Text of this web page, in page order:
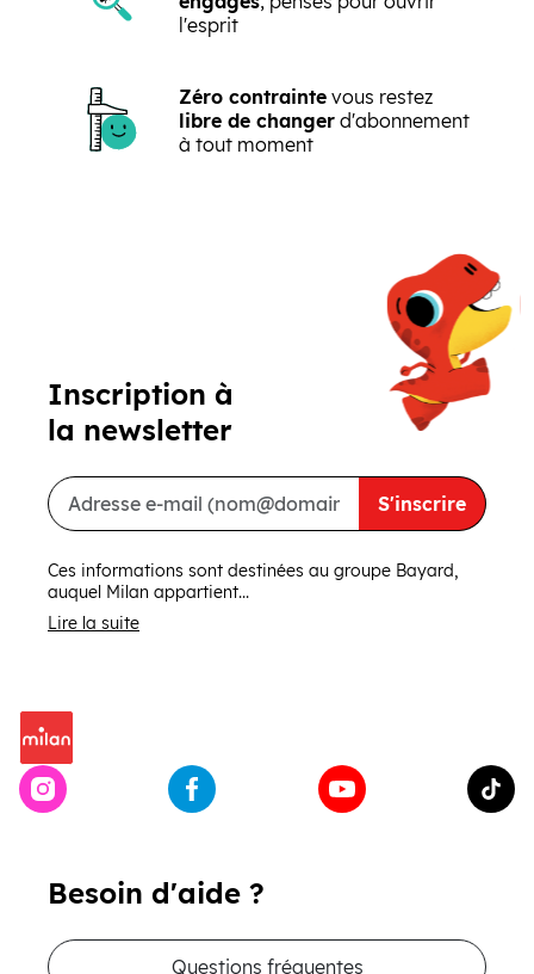
l'esprit
Zéro contrainte vous restez
libre de changer d'abonnement
à tout moment
Besoin d'aide ?
Questions fréquentes
Inscription à
la newsletter
S'inscrire
Ces informations sont destinées au groupe Bayard,
auquel Milan appartient...
Lire la suite